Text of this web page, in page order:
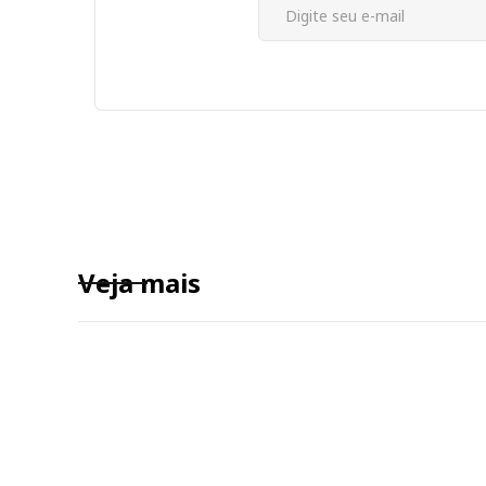
Veja mais